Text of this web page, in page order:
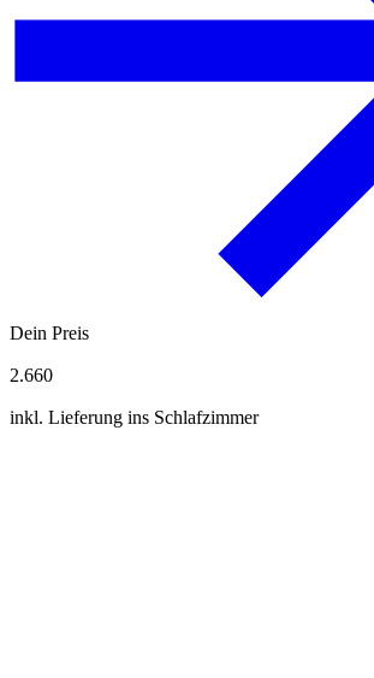
Dein Preis
2.660
inkl. Lieferung ins Schlafzimmer